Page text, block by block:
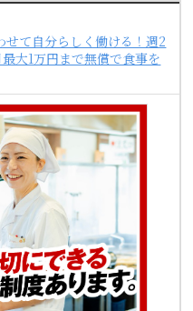
て自分らしく働ける！週2
大1万円まで無償で食事を